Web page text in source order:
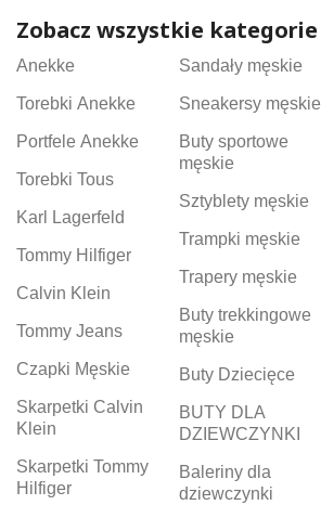
Zobacz wszystkie kategorie
Anekke
Torebki Anekke
Portfele Anekke
Torebki Tous
Karl Lagerfeld
Tommy Hilfiger
Calvin Klein
Tommy Jeans
Czapki Męskie
Skarpetki Calvin
Klein
Skarpetki Tommy
Hilfiger
Sandały męskie
Sneakersy męskie
Buty sportowe
męskie
Sztyblety męskie
Trampki męskie
Trapery męskie
Buty trekkingowe
męskie
Buty Dziecięce
BUTY DLA
DZIEWCZYNKI
Baleriny dla
dziewczynki